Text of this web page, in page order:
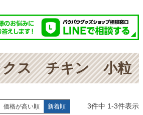
クス チキン 小粒
価格が高い順 新着順 3件中 1-3件表示